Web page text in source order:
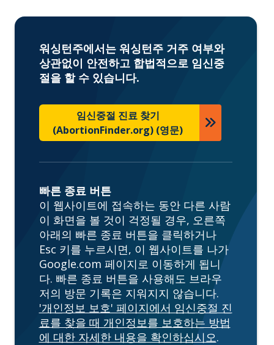
워싱턴주에서는 워싱턴주 거주 여부와
상관없이 안전하고 합법적으로 임신중
절을 할 수 있습니다.
임신중절 진료 찾기
(AbortionFinder.org) (영문)
빠른 종료 버튼
이 웹사이트에 접속하는 동안 다른 사람
이 화면을 볼 것이 걱정될 경우, 오른쪽
아래의 빠른 종료 버튼을 클릭하거나
Esc 키를 누르시면, 이 웹사이트를 나가
Google.com 페이지로 이동하게 됩니
다. 빠른 종료 버튼을 사용해도 브라우
저의 방문 기록은 지워지지 않습니다.
'개인정보 보호' 페이지에서 임신중절 진
료를 찾을 때 개인정보를 보호하는 방법
에 대한 자세한 내용을 확인하십시오.